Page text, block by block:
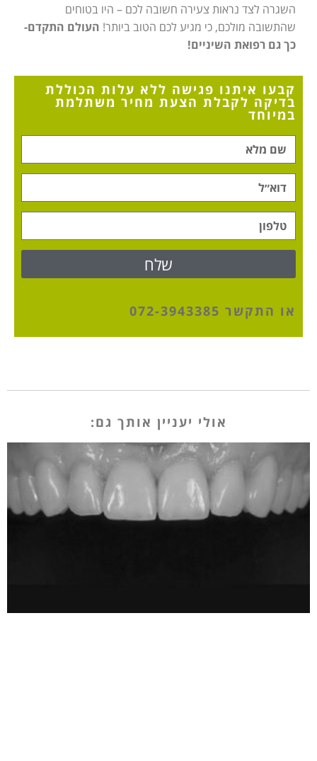
השגרה לצד נראות צעירה חשובה לכם – היו בטוחים
שהתשובה מולכם, כי מגיע לכם הטוב ביותר! העולם התקדם-
כך גם רפואת השיניים!
קבעו איתנו פגישה ללא עלות הכוללת
בדיקה לקבלת הצעת מחיר משתלמת
במיוחד
שלח
או התקשר 072-3943385
אולי יעניין אותך גם: